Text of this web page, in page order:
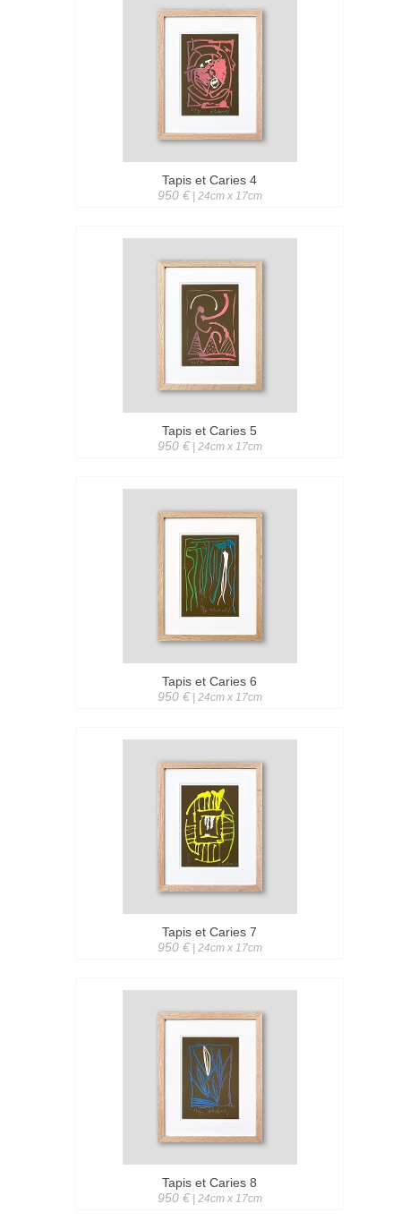
Tapis et Caries 4
950 €| 24cm x 17cm
Tapis et Caries 5
950 €| 24cm x 17cm
Tapis et Caries 6
950 €| 24cm x 17cm
Tapis et Caries 7
950 €| 24cm x 17cm
Tapis et Caries 8
950 €| 24cm x 17cm